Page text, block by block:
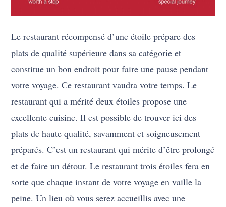
Le restaurant récompensé d’une étoile prépare des
plats de qualité supérieure dans sa catégorie et
constitue un bon endroit pour faire une pause pendant
votre voyage. Ce restaurant vaudra votre temps. Le
restaurant qui a mérité deux étoiles propose une
excellente cuisine. Il est possible de trouver ici des
plats de haute qualité, savamment et soigneusement
préparés. C’est un restaurant qui mérite d’être prolongé
et de faire un détour. Le restaurant trois étoiles fera en
sorte que chaque instant de votre voyage en vaille la
peine. Un lieu où vous serez accueillis avec une